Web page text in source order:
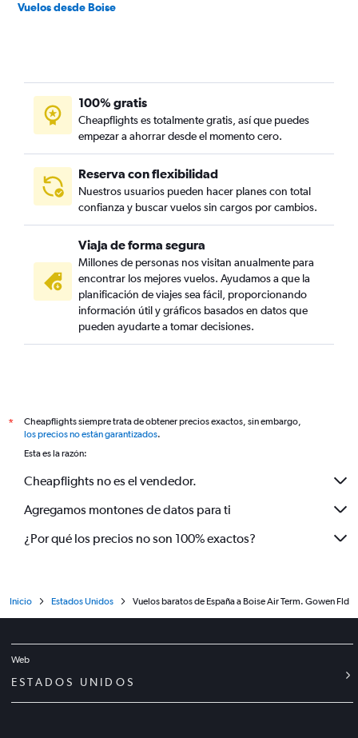
Vuelos desde Boise
100% gratis
Cheapflights es totalmente gratis, así que puedes
empezar a ahorrar desde el momento cero.
Reserva con flexibilidad
Nuestros usuarios pueden hacer planes con total
confianza y buscar vuelos sin cargos por cambios.
Viaja de forma segura
Millones de personas nos visitan anualmente para
encontrar los mejores vuelos. Ayudamos a que la
planificación de viajes sea fácil, proporcionando
información útil y gráficos basados en datos que
pueden ayudarte a tomar decisiones.
*
Cheapflights siempre trata de obtener precios exactos, sin embargo,
los precios no están garantizados.
Esta es la razón:
Cheapflights no es el vendedor.
Agregamos montones de datos para ti
¿Por qué los precios no son 100% exactos?
Inicio Estados Unidos Vuelos baratos de España a Boise Air Term. Gowen Fld
Web
ESTADOS UNIDOS